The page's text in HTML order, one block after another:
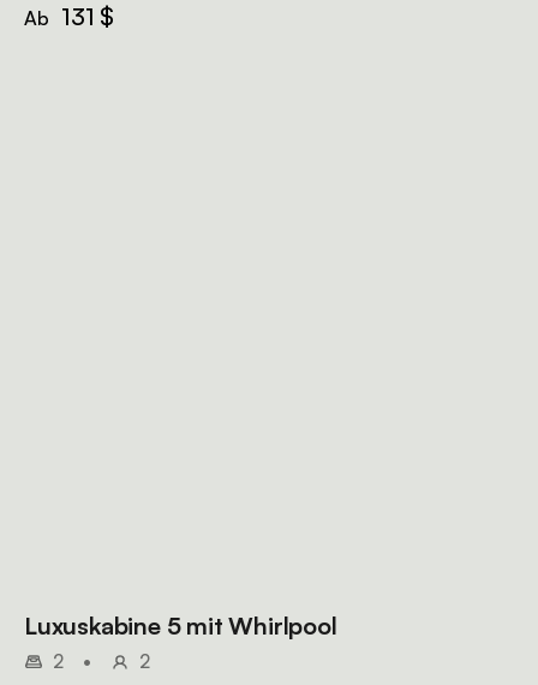
Ab 131 $
Luxuskabine 5 mit Whirlpool
2 • 2